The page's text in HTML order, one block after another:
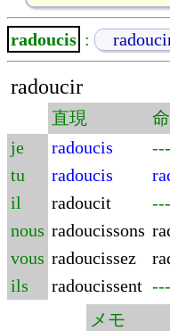
radoucis :
radoucir
直現
je
radoucis ---
tu
radoucis
il
radoucit ---
nous radoucissons
vous radoucissez
ils
radoucissent ---
メモ